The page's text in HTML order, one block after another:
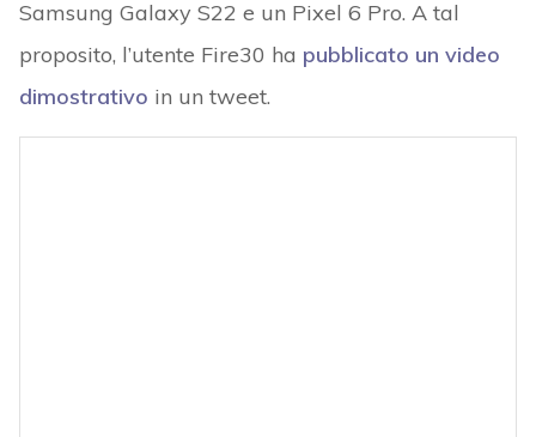
Samsung Galaxy S22 e un Pixel 6 Pro. A tal
proposito, l’utente Fire30 ha pubblicato un video
dimostrativo in un tweet.